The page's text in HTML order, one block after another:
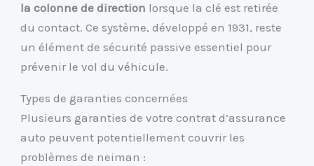
la colonne de direction lorsque la clé est retirée
du contact. Ce système, développé en 1931, reste
un élément de sécurité passive essentiel pour
prévenir le vol du véhicule.
Types de garanties concernées
Plusieurs garanties de votre contrat d’assurance
auto peuvent potentiellement couvrir les
problèmes de neiman :